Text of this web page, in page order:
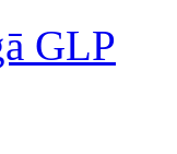
GLP